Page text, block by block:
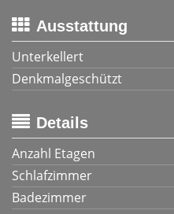
Ausstattung
Unterkellert
Denkmalgeschützt
Details
Anzahl Etagen
Schlafzimmer
Badezimmer